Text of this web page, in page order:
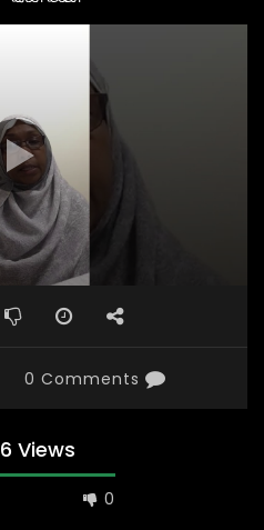
0 Comments
Views
0